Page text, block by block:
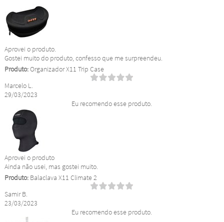
Aprovei o produto.
Gostei muito do produto, confesso que me surpreendeu.
Produto:Organizador X11 Trip Case
Marcelo L.
29/03/2023
Eu recomendo esse produto.
Aprovei o produto
Ainda não usei, mas gostei muito.
Produto:Balaclava X11 Climate 2
Samir B.
23/03/2023
Eu recomendo esse produto.